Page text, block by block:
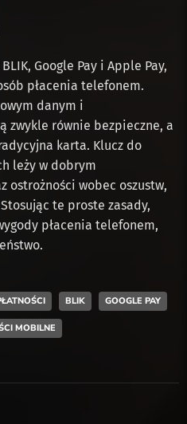
Google Pay i Apple Pay,
płacenia telefonem.
danym i
zwykle równie bezpieczne, a
karta. Klucz do
leży w dobrym
ostrożności wobec oszustw,
te proste zasady,
płacenia telefonem,
BLIK GOOGLE PAY
MOBILNE